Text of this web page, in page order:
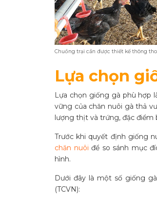
Chuồng trại cần được thiết kế thông
Lựa chọn
Lựa chọn giống gà phù hợp
vững của chăn nuôi gà thả
lượng thịt và trứng, đặc điểm
Trước khi quyết định giống
chăn nuôi để so sánh mục
hình.
Dưới đây là một số giống
(TCVN):